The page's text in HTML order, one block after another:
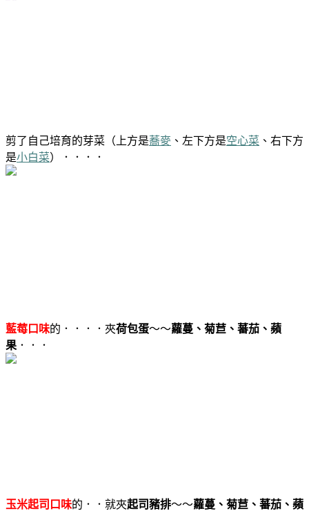
剪了自己培育的芽菜（上方是蕎麥 、左下方是空心菜 、右下方
是小白菜）．．．．
藍莓口味的．．．．夾荷包蛋～～蘿蔓、菊苣、蕃茄、蘋
果 ．．．
玉米起司口味的．．就夾起司豬排～～蘿蔓、菊苣、蕃茄、蘋